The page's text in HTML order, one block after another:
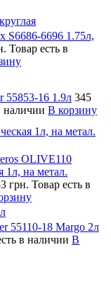
S6686-6696 1.75л,
Товар есть в
55853-16 1.9л 345
наличии В корзину
1л, на метал.
OLIVE110
1л, на метал.
грн. Товар есть в
55110-18 Margo 2л
в наличии В